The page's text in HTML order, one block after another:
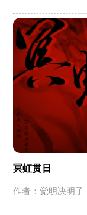
冥虹贯日
作者：觉明决明子